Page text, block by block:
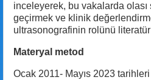
inceleyerek, bu vakalarda
geçirmek ve klinik
ultrasonografinin rolünü literatür
Materyal metod
Ocak 2011- Mayıs 2023 tarihleri